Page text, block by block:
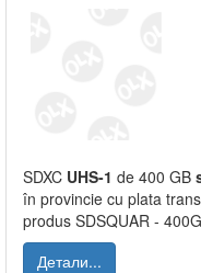
SDXC UHS-1 de 400 GB
în provincie cu plata
produs SDSQUAR -
Детали...